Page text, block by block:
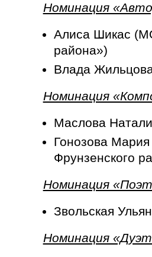
Номинация
Алиса Шикас
района»)
Влада
Номинация
Маслова
Гонозова
Фрунзенского
Номинация
Звольская
Номинация